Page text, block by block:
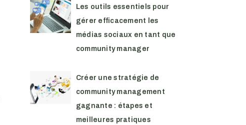
Les outils essentiels pour
gérer efficacement les
médias sociaux en tant que
community manager
Créer une stratégie de
community management
gagnante : étapes et
meilleures pratiques